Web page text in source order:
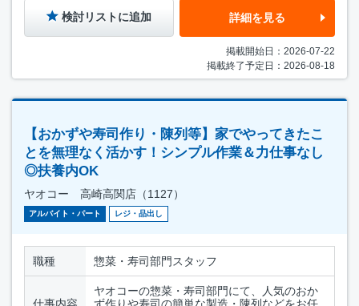
検討リストに追加 詳細を見る
掲載開始日：2026-07-22
掲載終了予定日：2026-08-18
【おかずや寿司作り・陳列等】家でやってきたこ
とを無理なく活かす！シンプル作業＆力仕事なし
◎扶養内OK
ヤオコー 高崎高関店（1127）
アルバイト・パート レジ・品出し
職種 惣菜・寿司部門スタッフ
ヤオコーの惣菜・寿司部門にて、人気のおか